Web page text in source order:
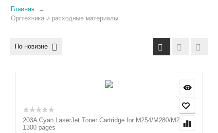
Главная
Оргтехника и расходные материалы
По новизне
203A Cyan LaserJet Toner Cartridge for M254/M280/M281,
1300 pages